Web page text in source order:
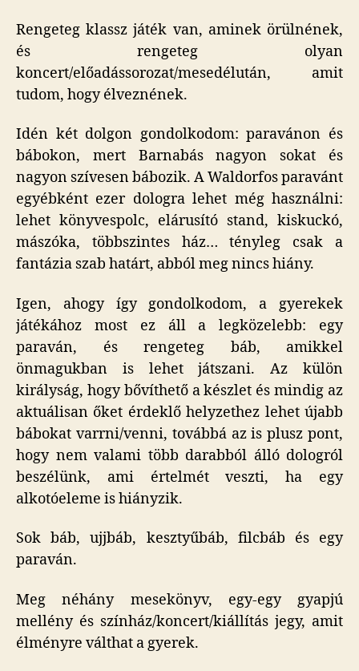
Rengeteg klassz játék van, aminek örülnének,
és rengeteg olyan
koncert/előadássorozat/mesedélután, amit
tudom, hogy élveznének.
Idén két dolgon gondolkodom: paravánon és
bábokon, mert Barnabás nagyon sokat és
nagyon szívesen bábozik. A Waldorfos paravánt
egyébként ezer dologra lehet még használni:
lehet könyvespolc, elárusító stand, kiskuckó,
mászóka, többszintes ház… tényleg csak a
fantázia szab határt, abból meg nincs hiány.
Igen, ahogy így gondolkodom, a gyerekek
játékához most ez áll a legközelebb: egy
paraván, és rengeteg báb, amikkel
önmagukban is lehet játszani. Az külön
királyság, hogy bővíthető a készlet és mindig az
aktuálisan őket érdeklő helyzethez lehet újabb
bábokat varrni/venni, továbbá az is plusz pont,
hogy nem valami több darabból álló dologról
beszélünk, ami értelmét veszti, ha egy
alkotóeleme is hiányzik.
Sok báb, ujjbáb, kesztyűbáb, filcbáb és egy
paraván.
Meg néhány mesekönyv, egy-egy gyapjú
mellény és színház/koncert/kiállítás jegy, amit
élményre válthat a gyerek.